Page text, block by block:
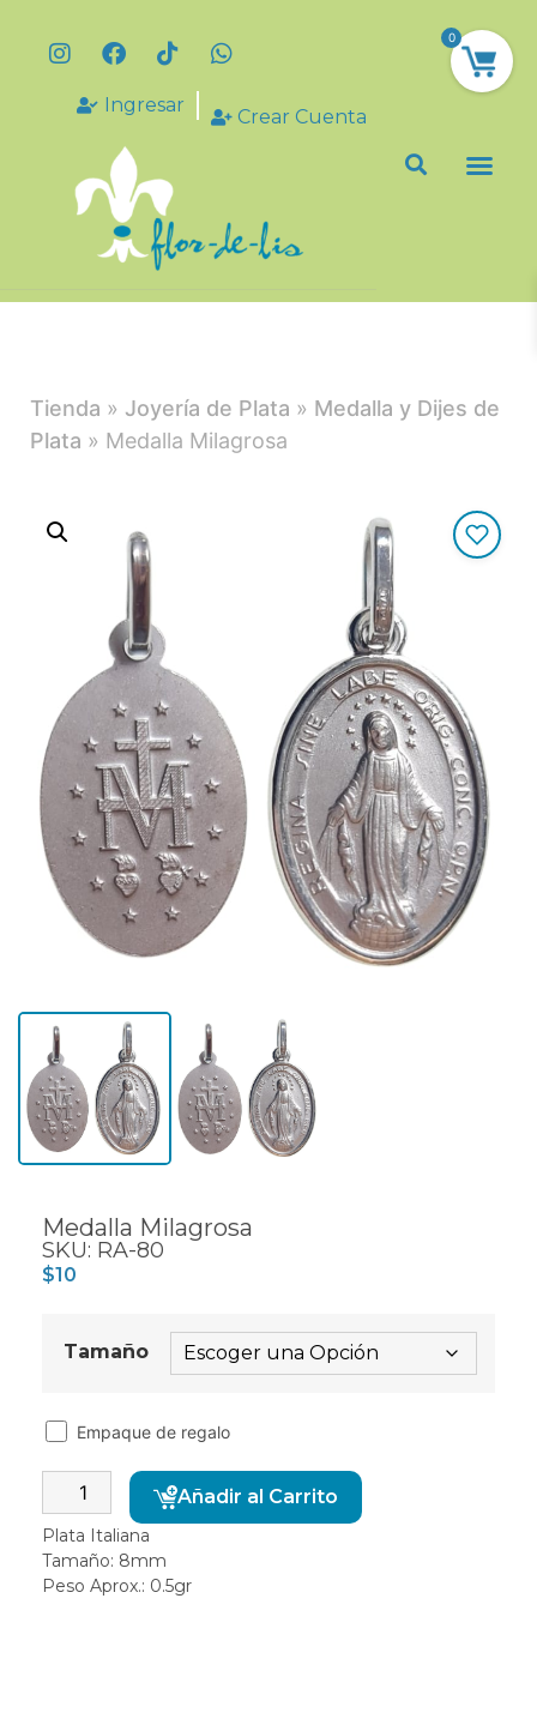
Ingresar
Crear Cuenta
Tienda » Joyería de Plata » Medalla y Dijes de
Plata » Medalla Milagrosa
Medalla Milagrosa
SKU: RA-80
$10
Tamaño
Empaque de regalo
Añadir al Carrito
Plata Italiana
Tamaño: 8mm
Peso Aprox.: 0.5gr
0